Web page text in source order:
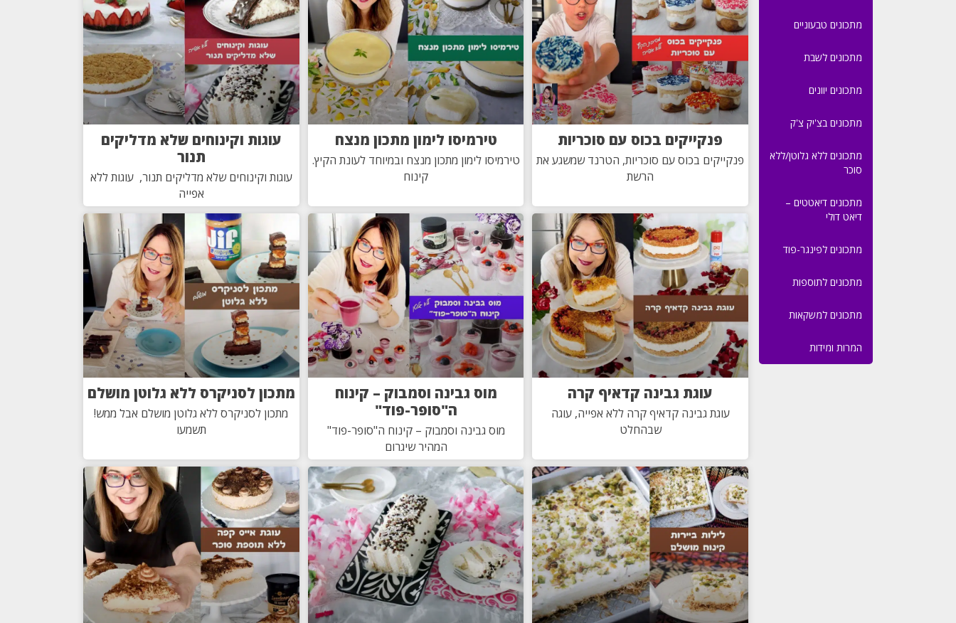
מתכונים טבעוניים
מתכונים לשבת
מתכונים יוונים
מתכונים בצ'יק צ'ק
מתכונים ללא גלוטן/ללא
סוכר
מתכונים דיאטטים –
דיאט דולי
מתכונים לפינגר-פוד
מתכונים לתוספות
מתכונים למשקאות
המרות ומידות
פנקייקים בכוס עם סוכריות
פנקייקים בכוס עם סוכריות, הטרנד שמשגע את
הרשת
טירמיסו לימון מתכון מנצח
טירמיסו לימון מתכון מנצח ובמיוחד לעונת הקיץ.
קינוח
עוגות וקינוחים שלא מדליקים
תנור
עוגות וקינוחים שלא מדליקים תנור, עוגות ללא
אפייה
עוגת גבינה קדאיף קרה
עוגת גבינה קדאיף קרה ללא אפייה, עוגה
שבהחלט
מוס גבינה וסמבוק – קינוח
ה"סופר-פוד"
מוס גבינה וסמבוק – קינוח ה"סופר-פוד"
המהיר שיגרום
מתכון לסניקרס ללא גלוטן מושלם
מתכון לסניקרס ללא גלוטן מושלם אבל ממש!
תשמעו